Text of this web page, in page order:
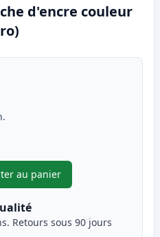
d'encre couleur
au panier
,Canon CL-41 cartouche
Retours sous 90 jours